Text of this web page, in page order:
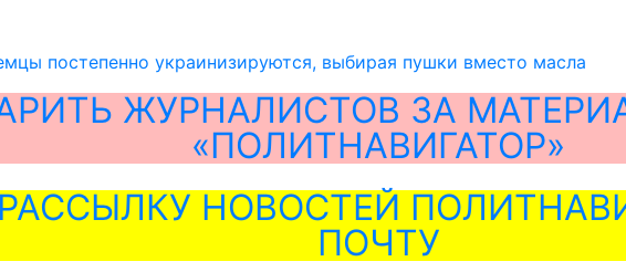
постепенно украинизируются, выбирая пушки вместо масла
ЖУРНАЛИСТОВ ЗА
«ПОЛИТНАВИГАТОР»
НОВОСТЕЙ
ПОЧТУ